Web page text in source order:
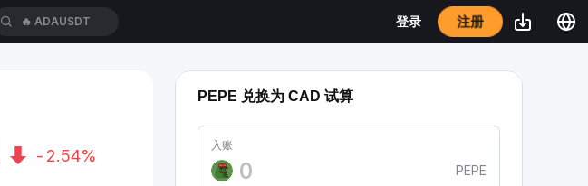
🔥 ADAUSDT 登录 注册
-2.54%
PEPE 兑换为 CAD 试算
入账
PEPE